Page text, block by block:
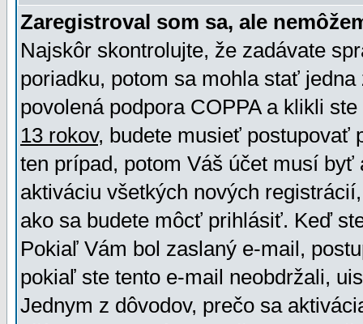
Zaregistroval som sa, ale
Najskôr skontrolujte, že zadávate
poriadku, potom sa mohla stať
povolená podpora COPPA a klikli
13 rokov, budete musieť postupovať
ten prípad, potom Váš účet musí
aktiváciu všetkých nových
ako sa budete môcť prihlásiť. Keď
Pokiaľ Vám bol zaslaný e-mail,
pokiaľ ste tento e-mail neobdržali,
Jednym z dôvodov, prečo sa